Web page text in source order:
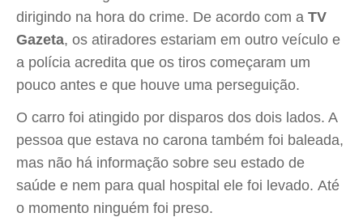
dirigindo na hora do crime. De acordo com a TV
Gazeta, os atiradores estariam em outro veículo e
a polícia acredita que os tiros começaram um
pouco antes e que houve uma perseguição.
O carro foi atingido por disparos dos dois lados. A
pessoa que estava no carona também foi baleada,
mas não há informação sobre seu estado de
saúde e nem para qual hospital ele foi levado. Até
o momento ninguém foi preso.